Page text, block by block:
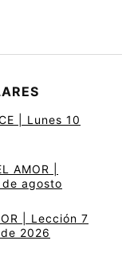
| Lunes 10
AMOR |
agosto
| Lección 7
2026